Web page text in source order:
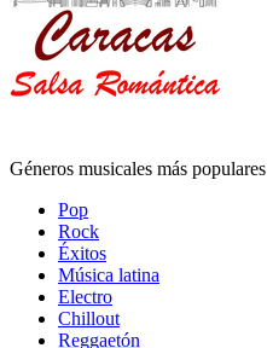
Géneros musicales más populares
Pop
Rock
Éxitos
Música latina
Electro
Chillout
Reggaetón